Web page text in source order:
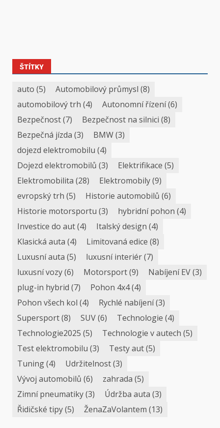
ŠTÍTKY
auto (5) Automobilový průmysl (8)
automobilový trh (4) Autonomní řízení(6)
Bezpečnost(7) Bezpečnost na silnici (8)
Bezpečná jízda (3) BMW(3)
dojezd elektromobilu (4)
Dojezd elektromobilů (3) Elektrifikace (5)
Elektromobilita (28) Elektromobily(9)
evropský trh (5) Historie automobilů (6)
Historie motorsportu (3) hybridní pohon (4)
Investice do aut(4) Italský design (4)
Klasická auta (4) Limitovaná edice (8)
Luxusní auta (5) luxusní interiér(7)
luxusní vozy(6) Motorsport(9) Nabíjení EV(3)
plug-in hybrid (7) Pohon 4x4(4)
Pohon všech kol (4) Rychlé nabíjení(3)
Supersport(8) SUV(6) Technologie (4)
Technologie2025 (5) Technologie v autech (5)
Test elektromobilu (3) Testy aut(5)
Tuning(4) Udržitelnost(3)
Vývoj automobilů (6) zahrada (5)
Zimní pneumatiky(3) Údržba auta (3)
Řidičské tipy(5) ŽenaZaVolantem (13)